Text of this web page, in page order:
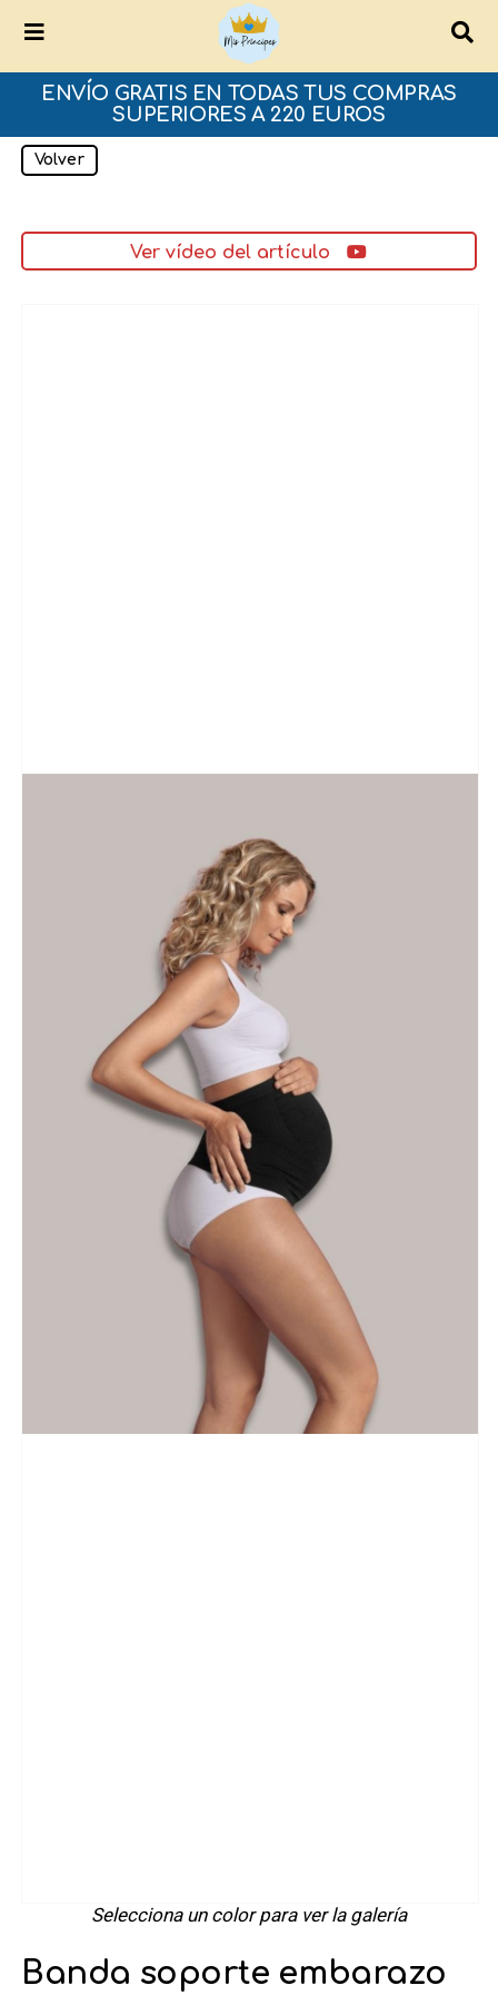
ENVÍO GRATIS EN TODAS TUS COMPRAS
SUPERIORES A 220 EUROS
Volver
Ver vídeo del artículo
Selecciona un color para ver la galería
Banda soporte embarazo